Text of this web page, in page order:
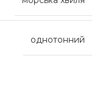
однотонний